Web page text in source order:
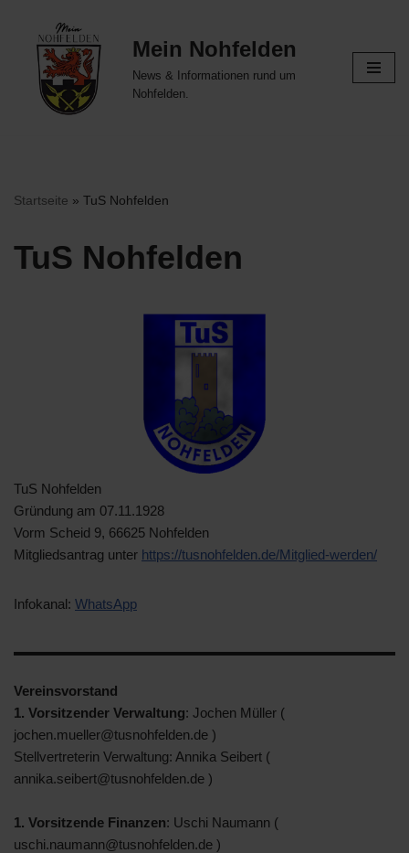
Zum
Inhalt
springen
Mein Nohfelden
News & Informationen rund um
Nohfelden.
Startseite » TuS Nohfelden
TuS Nohfelden
TuS Nohfelden
Gründung am 07.11.1928
Vorm Scheid 9, 66625 Nohfelden
Mitgliedsantrag unter https://tusnohfelden.de/Mitglied-werden/
Infokanal: WhatsApp
Vereinsvorstand
1. Vorsitzender Verwaltung: Jochen Müller (
jochen.mueller@tusnohfelden.de )
Stellvertreterin Verwaltung: Annika Seibert (
annika.seibert@tusnohfelden.de )
1. Vorsitzende Finanzen: Uschi Naumann (
uschi.naumann@tusnohfelden.de )